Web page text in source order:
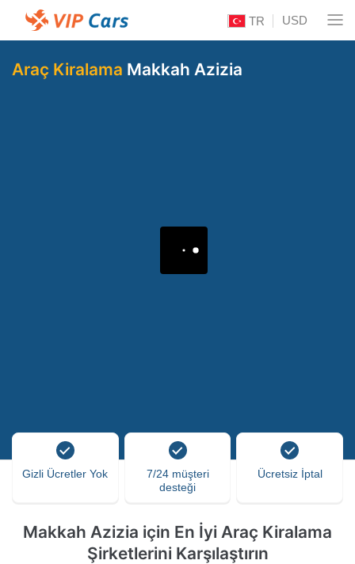
TR USD
Araç Kiralama Makkah Azizia
Gizli Ücretler Yok
7/24 müşteri
desteği
Ücretsiz İptal
Makkah Azizia için En İyi Araç Kiralama
Şirketlerini Karşılaştırın